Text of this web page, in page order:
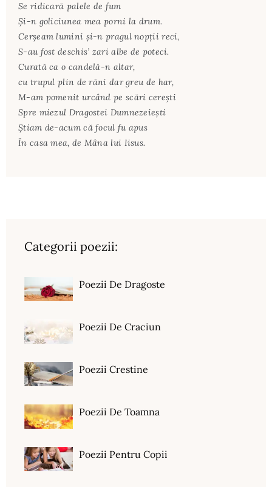
Se ridicară palele de fum
Și-n goliciunea mea porni la drum.
Cerșeam lumini și-n pragul nopții reci,
S-au fost deschis’ zari albe de poteci.
Curată ca o candelă-n altar,
cu trupul plin de răni dar greu de har,
M-am pomenit urcând pe scări cerești
Spre miezul Dragostei Dumnezeiești
Știam de-acum că focul fu apus
În casa mea, de Mâna lui Iisus.
Categorii poezii:
Poezii De Dragoste
Poezii De Craciun
Poezii Crestine
Poezii De Toamna
Poezii Pentru Copii